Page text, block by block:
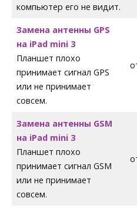
компьютер его не видит.
Замена антенны GPS
на iPad mini 3
Планшет плохо
принимает сигнал GPS
или не принимает
совсем.
Замена антенны GSM
на iPad mini 3
Планшет плохо
принимает сигнал GSM
или не принимает
совсем.